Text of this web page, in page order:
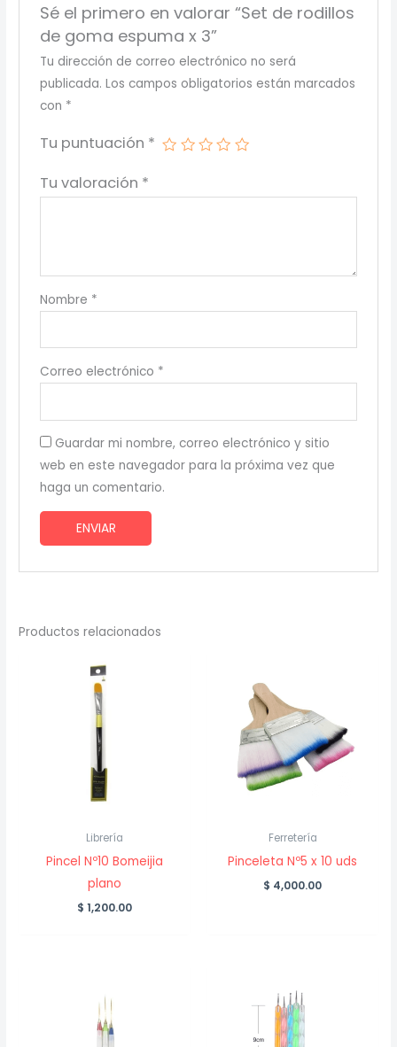
Sé el primero en valorar “Set de rodillos
de goma espuma x 3”
Tu dirección de correo electrónico no será
publicada. Los campos obligatorios están marcados
con *
Tu puntuación *
Tu valoración *
Nombre *
Correo electrónico *
Guardar mi nombre, correo electrónico y sitio
web en este navegador para la próxima vez que
haga un comentario.
Productos relacionados
Librería
Pincel Nº10 Bomeijia
plano
$ 1,200.00
Ferretería
Pinceleta Nº5 x 10 uds
$ 4,000.00